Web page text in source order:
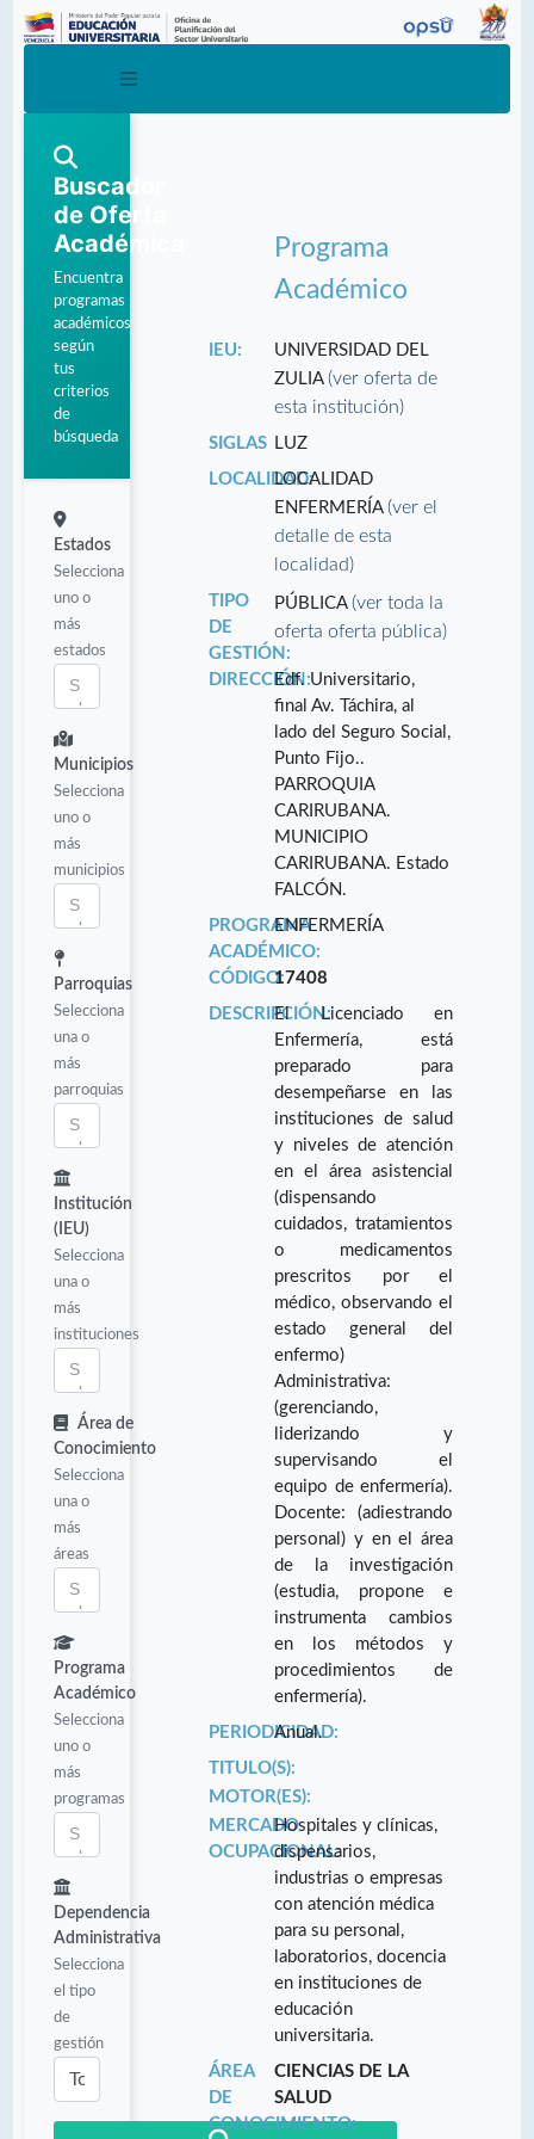
Buscador
de Oferta
Académica
Encuentra
programas
académicos
según
tus
criterios
de
búsqueda
Estados
Selecciona
uno o
más
estados
Municipios
Selecciona
uno o
más
municipios
Parroquias
Selecciona
una o
más
parroquias
Institución
(IEU)
Selecciona
una o
más
instituciones
Área de
Conocimiento
Selecciona
una o
más
áreas
Programa
Académico
Selecciona
uno o
más
programas
Dependencia
Administrativa
Selecciona
el tipo
de
gestión
Programa
Académico
IEU:
UNIVERSIDAD DEL
ZULIA(ver oferta de
esta institución)
SIGLAS
LUZ
LOCALIDAD:LOCALIDAD
ENFERMERÍA(ver el
detalle de esta
localidad)
TIPO
DE
GESTIÓN:
PÚBLICA(ver toda la
oferta oferta pública)
DIRECCIÓN:Edf. Universitario,
final Av. Táchira, al
lado del Seguro Social,
Punto Fijo..
PARROQUIA
CARIRUBANA.
MUNICIPIO
CARIRUBANA. Estado
FALCÓN.
PROGRAMA
ACADÉMICO:
ENFERMERÍA
CÓDIGO:17408
DESCRIPCIÓN:El Licenciado en
Enfermería, está
preparado para
desempeñarse en las
instituciones de salud
y niveles de atención
en el área asistencial
(dispensando
cuidados, tratamientos
o medicamentos
prescritos por el
médico, observando el
estado general del
enfermo)
Administrativa:
(gerenciando,
liderizando y
supervisando el
equipo de enfermería).
Docente: (adiestrando
personal) y en el área
de la investigación
(estudia, propone e
instrumenta cambios
en los métodos y
procedimientos de
enfermería).
PERIODICIDAD:
Anual.
TITULO(S):
MOTOR(ES):
MERCADO
OCUPACIONAL:
Hospitales y clínicas,
dispensarios,
industrias o empresas
con atención médica
para su personal,
laboratorios, docencia
en instituciones de
educación
universitaria.
ÁREA
DE
CONOCIMIENTO:
CIENCIAS DE LA
SALUD